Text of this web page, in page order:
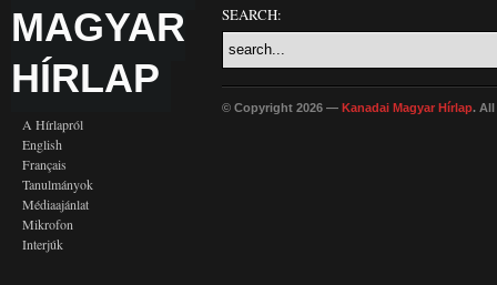
MAGYAR
HÍRLAP
A Hírlapról
English
Français
Tanulmányok
Médiaajánlat
Mikrofon
Interjúk
SEARCH:
© Copyright 2026 — Kanadai Magyar Hírlap. All